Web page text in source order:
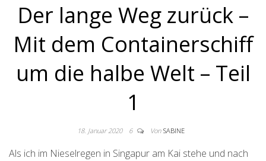
Der lange Weg zurück –
Mit dem Containerschiff
um die halbe Welt – Teil
1
18. Januar 2020 6 Von SABINE
Als ich im Nieselregen in Singapur am Kai stehe und nach